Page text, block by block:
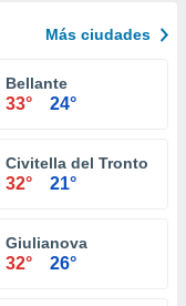
Más ciudades
Bellante
33° 24°
Civitella del Tronto
32° 21°
Giulianova
32° 26°